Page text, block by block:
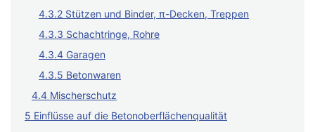
4.3.2 Stützen und Binder, π-Decken, Treppen
4.3.3 Schachtringe, Rohre
4.3.4 Garagen
4.3.5 Betonwaren
4.4 Mischerschutz
5 Einflüsse auf die Betonoberflächenqualität